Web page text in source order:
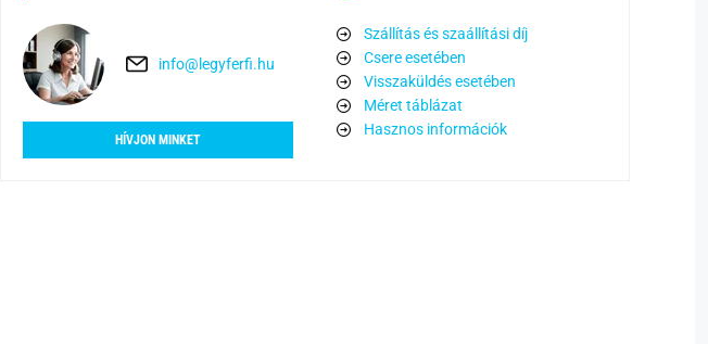
info@legyferfi.hu
HÍVJON MINKET
Szállítás és szaállítási díj
Csere esetében
Visszaküldés esetében
Méret táblázat
Hasznos információk